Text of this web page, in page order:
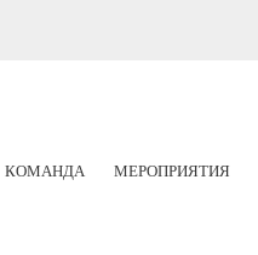
КОМАНДА МЕРОПРИЯТИЯ